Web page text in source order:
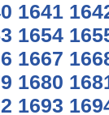
1641
1654
1667
1680
1693